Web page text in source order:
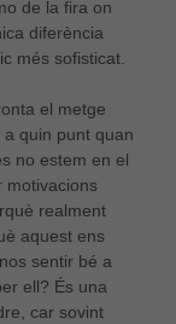
de la fira on
diferència
més sofisticat.
el metge
quin punt quan
no estem en el
motivacions
realment
aquest ens
sentir bé a
ell? És una
car sovint